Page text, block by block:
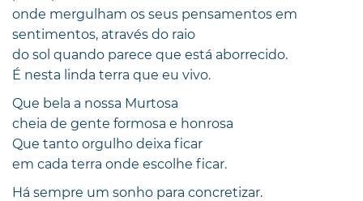
onde mergulham os seus pensamentos em
sentimentos, através do raio
do sol quando parece que está aborrecido.
É nesta linda terra que eu vivo.
Que bela a nossa Murtosa
cheia de gente formosa e honrosa
Que tanto orgulho deixa ficar
em cada terra onde escolhe ficar.
Há sempre um sonho para concretizar.